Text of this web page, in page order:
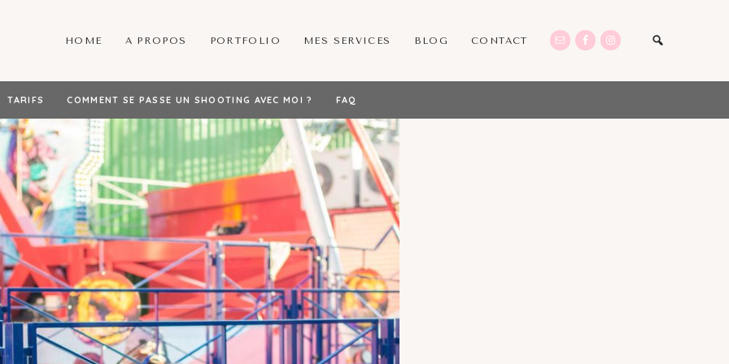
HOME A PROPOS PORTFOLIO MES SERVICES BLOG CONTACT
TARIFS COMMENT SE PASSE UN SHOOTING AVEC MOI ? FAQ